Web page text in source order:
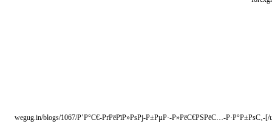
[url=http://wegug.in/blogs/1067/Р’Р°С€-РґРёРїР»РѕРј-Р±РµР·-Р»РёС€РЅРёС…-Р·Р°Р±РѕС‚-Р±С‹СЃС‚СЂРѕ-Рё-Р±РµР·РѕРїР°СЃРЅРѕ/]wegug.in/blogs/1067/Р’Р°С€-РґРёРїР»РѕРј-Р±РµР·-Р»РёС€РЅРёС…-Р·Р°Р±РѕС‚-